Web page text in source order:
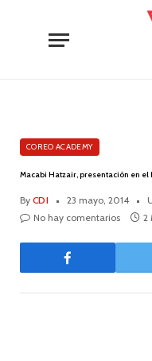
COREO ACADEMY
Macabi Hatzair, presentación en el
By CDI 23 mayo, 2014
No hay comentarios
2